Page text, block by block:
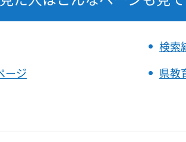
検索
ージ
県教